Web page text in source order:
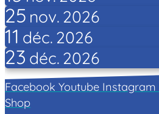
25 nov. 2026
11 déc. 2026
23 déc. 2026
Facebook Youtube Instagram
Shop